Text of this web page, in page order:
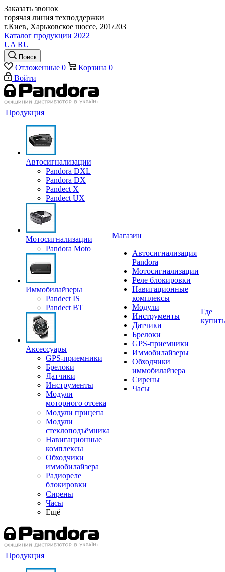
Заказать звонок
горячая линия техподдержки
г.Киев, Харьковское шоссе, 201/203
Каталог продукции 2022
UA RU
Поиск
Отложенные 0 Корзина 0
Войти
Продукция
Автосигнализации
Pandora DXL
Pandora DX
Pandect X
Pandect UX
Мотосигнализации
Pandora Moto
Иммобилайзеры
Pandect IS
Pandect BT
Аксессуары
GPS-приемники
Брелоки
Датчики
Инструменты
Модули
моторного отсека
Модули прицепа
Модули
стеклоподъёмника
Навигационные
комплексы
Обходчики
иммобилайзера
Радиореле
блокировки
Сирены
Часы
Ещё
Магазин
Автосигнализация
Pandora
Мотосигнализации
Реле блокировки
Навигационные
комплексы
Модули
Инструменты
Датчики
Брелоки
GPS-приемники
Иммобилайзеры
Обходчики
иммобилайзера
Сирены
Часы
Где
купить
Продукция